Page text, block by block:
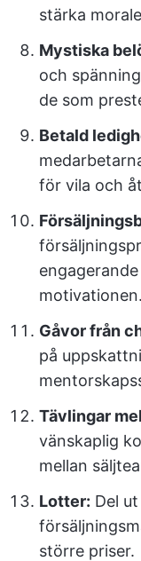
stärka
Mystiska
och
de som
Betald
för vila och
motivationen.
Gåvor från
på
Tävlingar
vänskaplig
mellan
Lotter: Del
större priser.